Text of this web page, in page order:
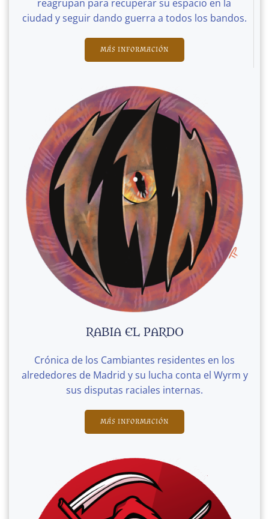
reagrupan para recuperar su espacio en la
ciudad y seguir dando guerra a todos los bandos.
MÁS INFORMACIÓN
RABIA EL PARDO
Crónica de los Cambiantes residentes en los
alrededores de Madrid y su lucha conta el Wyrm y
sus disputas raciales internas.
MÁS INFORMACIÓN